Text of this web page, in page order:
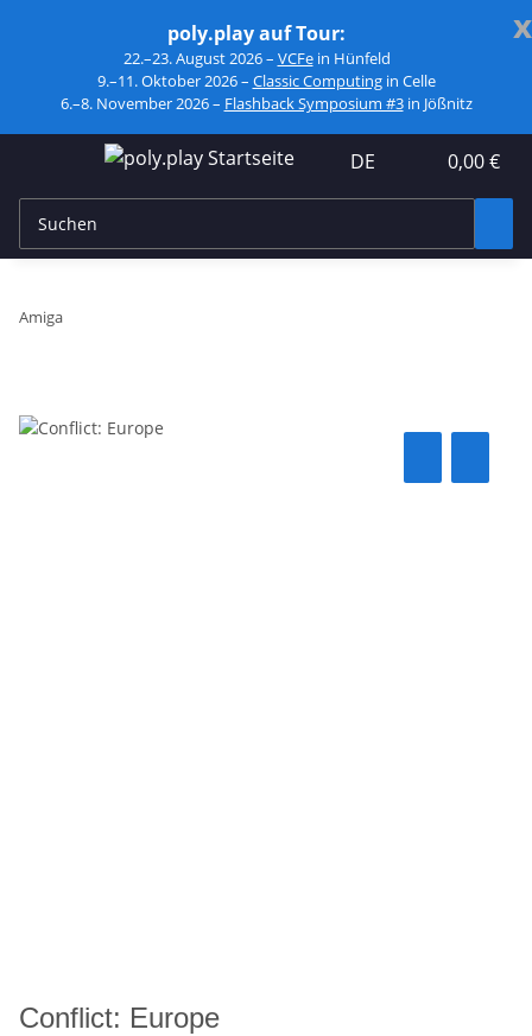
x
poly.play auf Tour:
22.–23. August 2026 – VCFein Hünfeld
9.–11. Oktober 2026 – Classic Computingin Celle
6.–8. November 2026 – Flashback Symposium #3in Jößnitz
DE 0,00 €
Amiga
Conflict: Europe